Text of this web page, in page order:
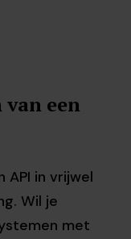
een
API in vrijwel
Wil je
met